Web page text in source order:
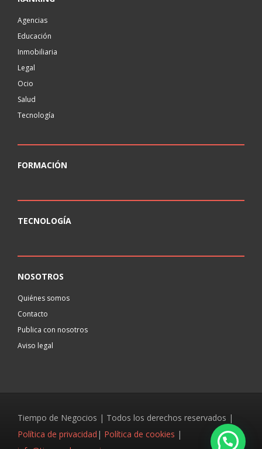
Agencias
Educación
Inmobiliaria
Legal
Ocio
Salud
Tecnología
FORMACIÓN
TECNOLOGÍA
NOSOTROS
Quiénes somos
Contacto
Publica con nosotros
Aviso legal
Tiempo de Negocios | Todos los derechos reservados |
Política de privacidad | Política de cookies |